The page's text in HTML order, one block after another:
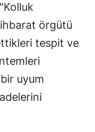
örgütü
tespit ve
uyum